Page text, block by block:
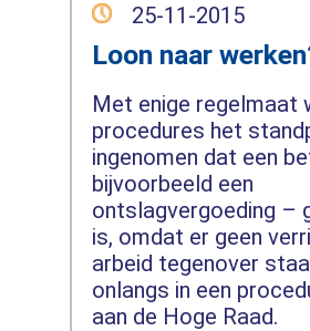
25-11-2015
Loon naar
Met enige regelmaat
procedures het
ingenomen dat een
bijvoorbeeld een
ontslagvergoeding –
is, omdat er geen
arbeid tegenover
onlangs in een
aan de Hoge Raad.